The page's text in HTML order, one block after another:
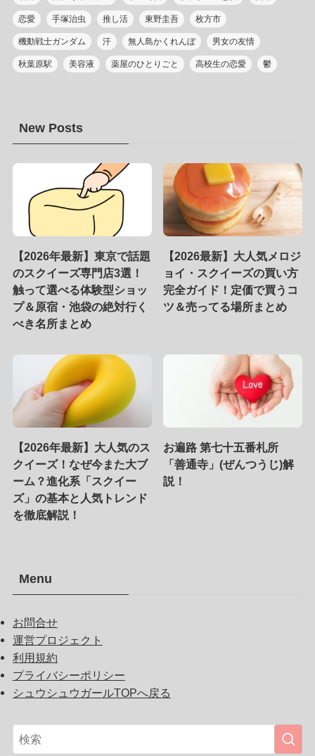
恋愛 手塚治虫 推し活 東野圭吾 枚方市
機動戦士ガンダム 汗 無人島かくれんぼ 男女の友情
秋葉原駅 美容液 薬屋のひとりごと 高校生の恋愛 鬱
New Posts
【2026年最新】東京で話題
のスクイーズ専門店3選！
触って選べる体験型ショッ
プ＆原宿・池袋の絶対行く
べき名所まとめ
【2026最新】大人気メロジ
ョイ・スクイーズの買い方
完全ガイド！定価で買うコ
ツ＆売ってる場所まとめ
【2026年最新】大人気のス
クイーズ！なぜ今また大ブ
ーム？進化系「スクイー
ズ」の基本と人気トレンド
を徹底解説！
お遍路 第七十五番札所
「善通寺」(ぜんつうじ)解
説！
Menu
お問合せ
運営プロジェクト
利用規約
プライバシーポリシー
シュウシュウガールTOPへ戻る